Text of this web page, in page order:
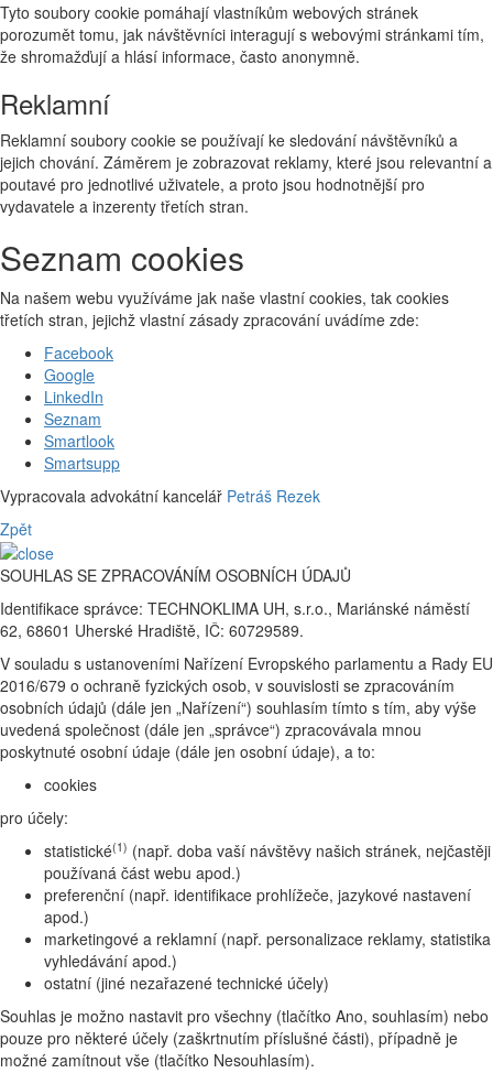
Tyto soubory cookie pomáhají vlastníkům webových stránek
porozumět tomu, jak návštěvníci interagují s webovými stránkami tím,
že shromažďují a hlásí informace, často anonymně.
Reklamní
Reklamní soubory cookie se používají ke sledování návštěvníků a
jejich chování. Záměrem je zobrazovat reklamy, které jsou relevantní a
poutavé pro jednotlivé uživatele, a proto jsou hodnotnější pro
vydavatele a inzerenty třetích stran.
Seznam cookies
Na našem webu využíváme jak naše vlastní cookies, tak cookies
třetích stran, jejichž vlastní zásady zpracování uvádíme zde:
Facebook
Google
LinkedIn
Seznam
Smartlook
Smartsupp
Vypracovala advokátní kancelář Petráš Rezek
Zpět
SOUHLAS SE ZPRACOVÁNÍM OSOBNÍCH ÚDAJŮ
Identifikace správce: TECHNOKLIMA UH, s.r.o., Mariánské náměstí
62, 68601 Uherské Hradiště, IČ: 60729589.
V souladu s ustanoveními Nařízení Evropského parlamentu a Rady EU
2016/679 o ochraně fyzických osob, v souvislosti se zpracováním
osobních údajů (dále jen „Nařízení“) souhlasím tímto s tím, aby výše
uvedená společnost (dále jen „správce“) zpracovávala mnou
poskytnuté osobní údaje (dále jen osobní údaje), a to:
cookies
pro účely:
statistické(1) (např. doba vaší návštěvy našich stránek, nejčastěji
používaná část webu apod.)
preferenční (např. identifikace prohlížeče, jazykové nastavení
apod.)
marketingové a reklamní (např. personalizace reklamy, statistika
vyhledávání apod.)
ostatní (jiné nezařazené technické účely)
Souhlas je možno nastavit pro všechny (tlačítko Ano, souhlasím) nebo
pouze pro některé účely (zaškrtnutím příslušné části), případně je
možné zamítnout vše (tlačítko Nesouhlasím).